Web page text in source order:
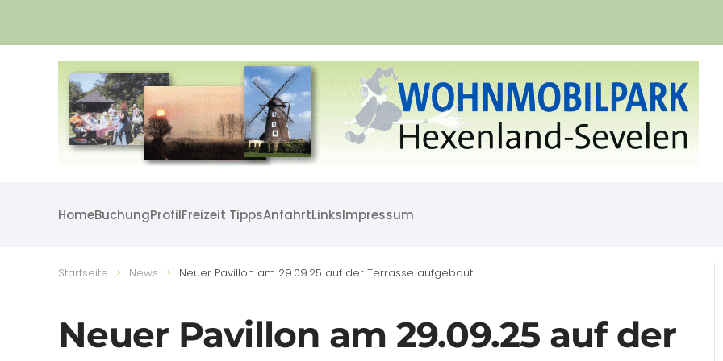
Skip to main content
HomeBuchungProfilFreizeit TippsAnfahrtLinksImpressum
Startseite News Neuer Pavillon am 29.09.25 auf der Terrasse aufgebaut
Neuer Pavillon am 29.09.25 auf der